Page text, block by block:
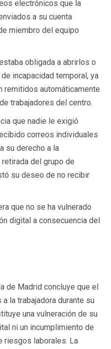
electrónicos que la
a su cuenta
miembro del equipo
obligada a abrirlos o
incapacidad temporal, ya
remitidos automáticamente
trabajadores del centro.
que nadie le exigió
correos individuales
su derecho a la
del grupo de
su deseo de no recibir
que no se ha vulnerado
digital a consecuencia del
de Madrid concluye que el
la trabajadora durante su
una vulneración de su
ni un incumplimiento de
riesgos laborales. La